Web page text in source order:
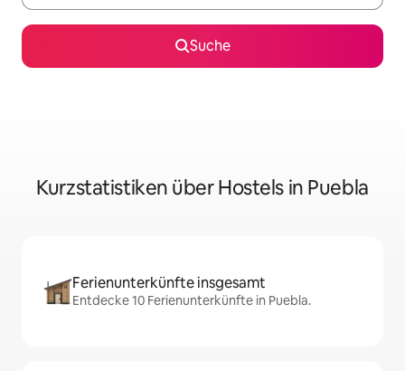
Suche
Kurzstatistiken über Hostels in Puebla
Ferienunterkünfte insgesamt
Entdecke 10 Ferienunterkünfte in Puebla.